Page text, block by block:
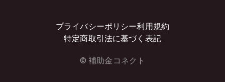
プライバシーポリシー利用規約
特定商取引法に基づく表記
© 補助金コネクト